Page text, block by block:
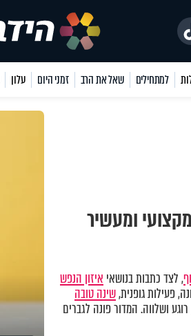
למתחילים שאל את הרב זמני היום עלון
ומעשיר
, לצד כתבות בנושאי איזון הנפש
פעילות גופנית,שינה טובה
ושלווה. המדור פונה לגברים